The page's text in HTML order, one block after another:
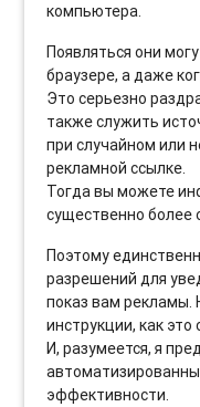
компьютера.
Появляться они
браузере, а даже
Это серьезно
также служить
при случайном или
рекламной ссылке.
Тогда вы можете
существенно более
Поэтому
разрешений для
показ вам
инструкции, как это
И, разумеется, я
эффективности.